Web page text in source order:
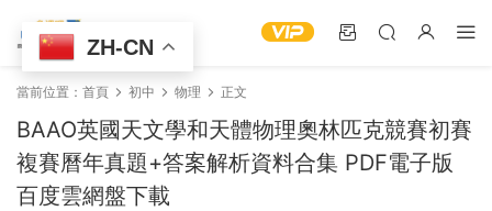
當前位置： 首頁 初中 物理 正文
BAAO英國天文學和天體物理奧林匹克競賽初賽
複賽曆年真題+答案解析資料合集 PDF電子版
百度雲網盤下載
ZH-CN